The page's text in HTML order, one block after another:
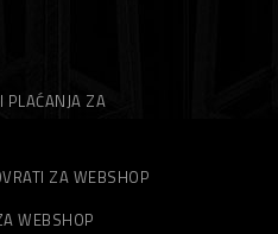
PLAĆANJA ZA
ZA WEBSHOP
WEBSHOP